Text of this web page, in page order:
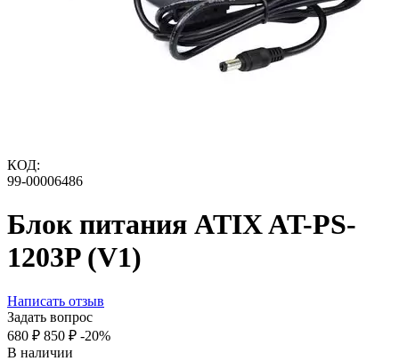
КОД:
99-00006486
Блок питания ATIX AT-PS-
1203P (V1)
Написать отзыв
Задать вопрос
‍680‍ ₽ ‍850‍ ₽ -20%
В наличии